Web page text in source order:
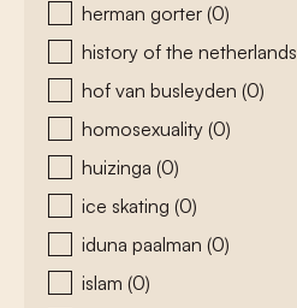
herman gorter (0)
history of the netherlands
hof van busleyden (0)
homosexuality (0)
huizinga (0)
ice skating (0)
iduna paalman (0)
islam (0)